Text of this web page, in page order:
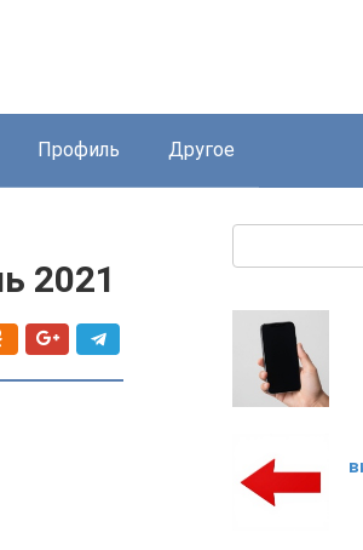
Профиль Другое
2021